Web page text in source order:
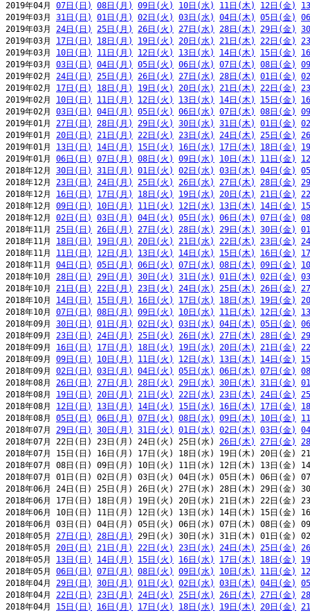
2019年04月 07日(日) 08日(月) 09日(火) 10日(水) 11日(木) 12日(金)
2019年03月 31日(日) 01日(月) 02日(火) 03日(水) 04日(木) 05日(金)
2019年03月 24日(日) 25日(月) 26日(火) 27日(水) 28日(木) 29日(金)
2019年03月 17日(日) 18日(月) 19日(火) 20日(水) 21日(木) 22日(金)
2019年03月 10日(日) 11日(月) 12日(火) 13日(水) 14日(木) 15日(金)
2019年03月 03日(日) 04日(月) 05日(火) 06日(水) 07日(木) 08日(金)
2019年02月 24日(日) 25日(月) 26日(火) 27日(水) 28日(木) 01日(金)
2019年02月 17日(日) 18日(月) 19日(火) 20日(水) 21日(木) 22日(金)
2019年02月 10日(日) 11日(月) 12日(火) 13日(水) 14日(木) 15日(金)
2019年02月 03日(日) 04日(月) 05日(火) 06日(水) 07日(木) 08日(金)
2019年01月 27日(日) 28日(月) 29日(火) 30日(水) 31日(木) 01日(金)
2019年01月 20日(日) 21日(月) 22日(火) 23日(水) 24日(木) 25日(金)
2019年01月 13日(日) 14日(月) 15日(火) 16日(水) 17日(木) 18日(金)
2019年01月 06日(日) 07日(月) 08日(火) 09日(水) 10日(木) 11日(金)
2018年12月 30日(日) 31日(月) 01日(火) 02日(水) 03日(木) 04日(金)
2018年12月 23日(日) 24日(月) 25日(火) 26日(水) 27日(木) 28日(金)
2018年12月 16日(日) 17日(月) 18日(火) 19日(水) 20日(木) 21日(金)
2018年12月 09日(日) 10日(月) 11日(火) 12日(水) 13日(木) 14日(金)
2018年12月 02日(日) 03日(月) 04日(火) 05日(水) 06日(木) 07日(金)
2018年11月 25日(日) 26日(月) 27日(火) 28日(水) 29日(木) 30日(金)
2018年11月 18日(日) 19日(月) 20日(火) 21日(水) 22日(木) 23日(金)
2018年11月 11日(日) 12日(月) 13日(火) 14日(水) 15日(木) 16日(金)
2018年11月 04日(日) 05日(月) 06日(火) 07日(水) 08日(木) 09日(金)
2018年10月 28日(日) 29日(月) 30日(火) 31日(水) 01日(木) 02日(金)
2018年10月 21日(日) 22日(月) 23日(火) 24日(水) 25日(木) 26日(金)
2018年10月 14日(日) 15日(月) 16日(火) 17日(水) 18日(木) 19日(金)
2018年10月 07日(日) 08日(月) 09日(火) 10日(水) 11日(木) 12日(金)
2018年09月 30日(日) 01日(月) 02日(火) 03日(水) 04日(木) 05日(金)
2018年09月 23日(日) 24日(月) 25日(火) 26日(水) 27日(木) 28日(金)
2018年09月 16日(日) 17日(月) 18日(火) 19日(水) 20日(木) 21日(金)
2018年09月 09日(日) 10日(月) 11日(火) 12日(水) 13日(木) 14日(金)
2018年09月 02日(日) 03日(月) 04日(火) 05日(水) 06日(木) 07日(金)
2018年08月 26日(日) 27日(月) 28日(火) 29日(水) 30日(木) 31日(金)
2018年08月 19日(日) 20日(月) 21日(火) 22日(水) 23日(木) 24日(金)
2018年08月 12日(日) 13日(月) 14日(火) 15日(水) 16日(木) 17日(金)
2018年08月 05日(日) 06日(月) 07日(火) 08日(水) 09日(木) 10日(金)
2018年07月 29日(日) 30日(月) 31日(火) 01日(水) 02日(木) 03日(金)
2018年07月 22日(日) 23日(月) 24日(火) 25日(水) 26日(木) 27日(金)
2018年07月 15日(日) 16日(月) 17日(火) 18日(水) 19日(木) 20日(金)
2018年07月 08日(日) 09日(月) 10日(火) 11日(水) 12日(木) 13日(金)
2018年07月 01日(日) 02日(月) 03日(火) 04日(水) 05日(木) 06日(金)
2018年06月 24日(日) 25日(月) 26日(火) 27日(水) 28日(木) 29日(金)
2018年06月 17日(日) 18日(月) 19日(火) 20日(水) 21日(木) 22日(金)
2018年06月 10日(日) 11日(月) 12日(火) 13日(水) 14日(木) 15日(金)
2018年06月 03日(日) 04日(月) 05日(火) 06日(水) 07日(木) 08日(金)
2018年05月 27日(日) 28日(月)
29日(火) 30日(水) 31日(木) 01日(金)
2018年05月 20日(日) 21日(月) 22日(火) 23日(水) 24日(木) 25日(金)
2018年05月 13日(日) 14日(月) 15日(火) 16日(水) 17日(木) 18日(金)
2018年05月 06日(日) 07日(月) 08日(火) 09日(水) 10日(木) 11日(金)
2018年04月 29日(日) 30日(月) 01日(火) 02日(水) 03日(木) 04日(金)
2018年04月 22日(日) 23日(月) 24日(火) 25日(水) 26日(木) 27日(金)
2018年04月 15日(日) 16日(月) 17日(火) 18日(水) 19日(木) 20日(金)